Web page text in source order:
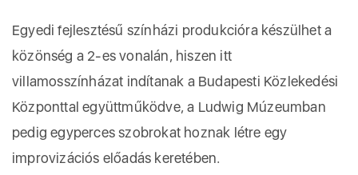
Egyedi fejlesztésű színházi produkcióra készülhet a
közönség a 2-es vonalán, hiszen itt
villamosszínházat indítanak a Budapesti Közlekedési
Központtal együttműködve, a Ludwig Múzeumban
pedig egyperces szobrokat hoznak létre egy
improvizációs előadás keretében.